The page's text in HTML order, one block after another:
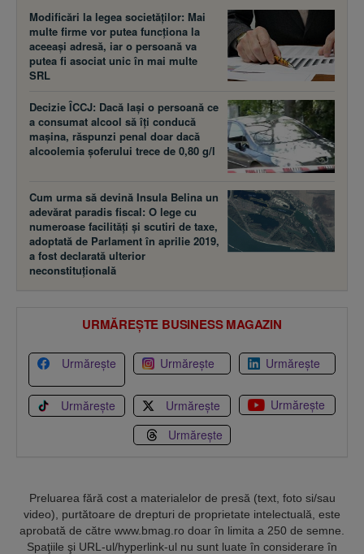
Modificări la legea societăţilor: Mai
multe firme vor putea funcţiona la
aceeaşi adresă, iar o persoană va
putea fi asociat unic în mai multe
SRL
Decizie ÎCCJ: Dacă laşi o persoană ce
a consumat alcool să îţi conducă
maşina, răspunzi penal doar dacă
alcoolemia şoferului trece de 0,80 g/l
Cum urma să devină Insula Belina un
adevărat paradis fiscal: O lege cu
numeroase facilităţi şi scutiri de taxe,
adoptată de Parlament în aprilie 2019,
a fost declarată ulterior
neconstituţională
URMĂREȘTE BUSINESS MAGAZIN
Urmărește Urmărește Urmărește
Urmărește Urmărește
Urmărește
Urmărește
Preluarea fără cost a materialelor de presă (text, foto si/sau
video), purtătoare de drepturi de proprietate intelectuală, este
aprobată de către www.bmag.ro doar în limita a 250 de semne.
Spaţiile şi URL-ul/hyperlink-ul nu sunt luate în considerare în